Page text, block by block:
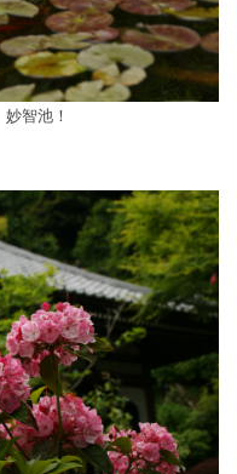
智池！